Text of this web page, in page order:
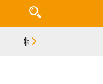
特集